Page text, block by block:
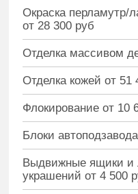
Окраска перламутр/
от 28 300 руб
Отделка массивом
Отделка кожей от 51
Флокирование от 10
Блоки
Выдвижные ящики и
украшений от 4 500